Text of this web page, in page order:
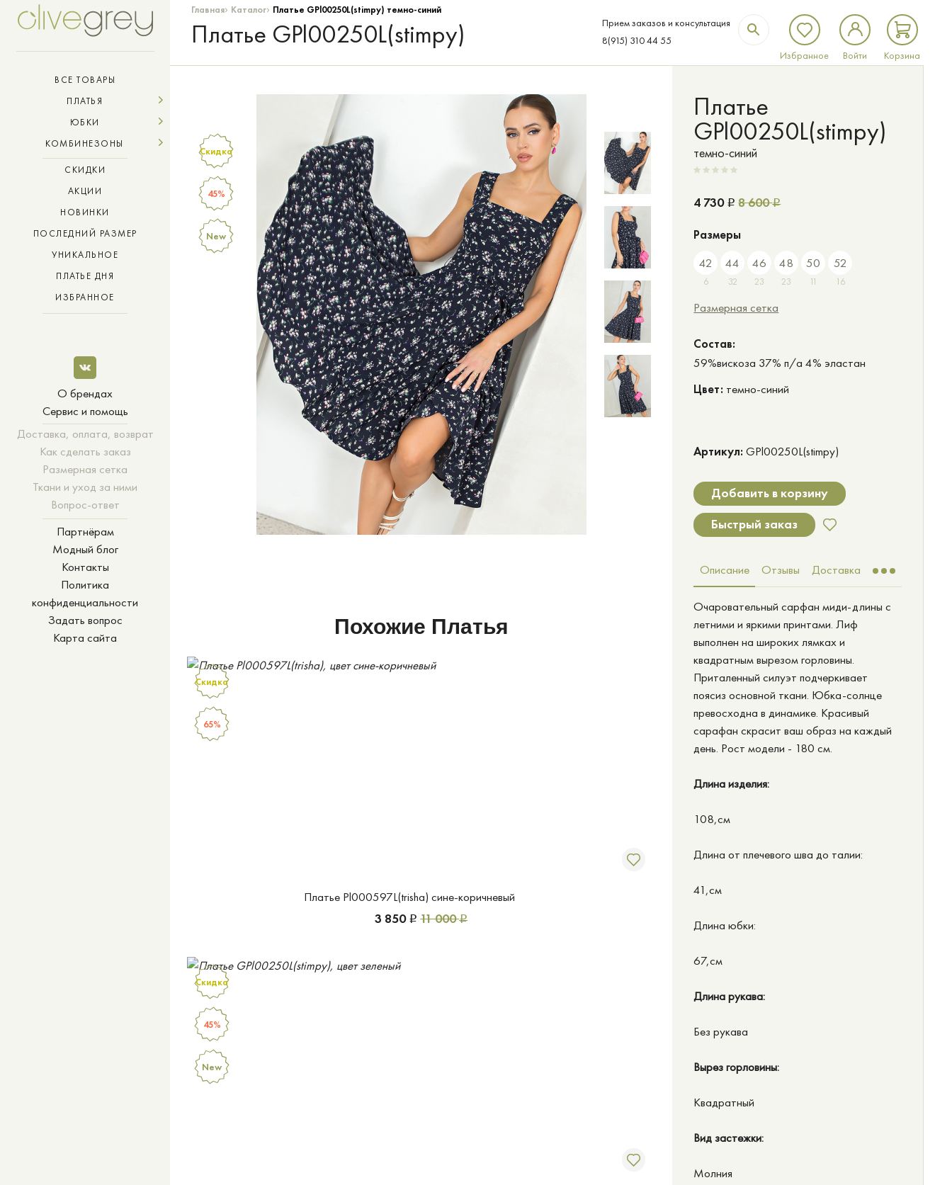
Главная› Каталог› Платье GPl00250L(stimpy) темно-синий
ВСЕ ТОВАРЫ
ПЛАТЬЯ
ЮБКИ
КОМБИНЕЗОНЫ
СКИДКИ
АКЦИИ
НОВИНКИ
ПОСЛЕДНИЙ РАЗМЕР
УНИКАЛЬНОЕ
ПЛАТЬЕ ДНЯ
ИЗБРАННОЕ
О брендах
Сервис и помощь
Доставка, оплата, возврат
Как сделать заказ
Размерная сетка
Ткани и уход за ними
Вопрос-ответ
Партнёрам
Модный блог
Контакты
Политика
конфиденциальности
Задать вопрос
Карта сайта
Платье GPl00250L(stimpy)
Прием заказов и консультация
8(915) 310 44 55
Избранное
Войти Корзина
Скидка
45%
New
Похожие Платья
Платье Pl000597L(trisha) сине-коричневый
3 850 Р 11 000Р
Скидка
65%
Скидка
45%
New
Платье
GPl00250L(stimpy)
темно-синий
4 730 Р 8 600Р
Размеры
42
6
44
32
46
23
48
23
50
11
52
16
Размерная сетка
Cостав:
59%вискоза 37% п/а 4% эластан
Цвет: темно-синий
Артикул: GPl00250L(stimpy)
Добавить в корзину
Быстрый заказ
Описание Отзывы Доставка
Очаровательный сарфан миди-длины с
летними и яркими принтами. Лиф
выполнен на широких лямках и
квадратным вырезом горловины.
Приталенный силуэт подчеркивает
поясиз основной ткани. Юбка-солнце
превосходна в динамике. Красивый
сарафан скрасит ваш образ на каждый
день. Рост модели - 180 см.
Длина изделия:
108,см
Длина от плечевого шва до талии:
41,см
Длина юбки:
67,см
Длина рукава:
Без рукава
Вырез горловины:
Квадратный
Вид застежки:
Молния